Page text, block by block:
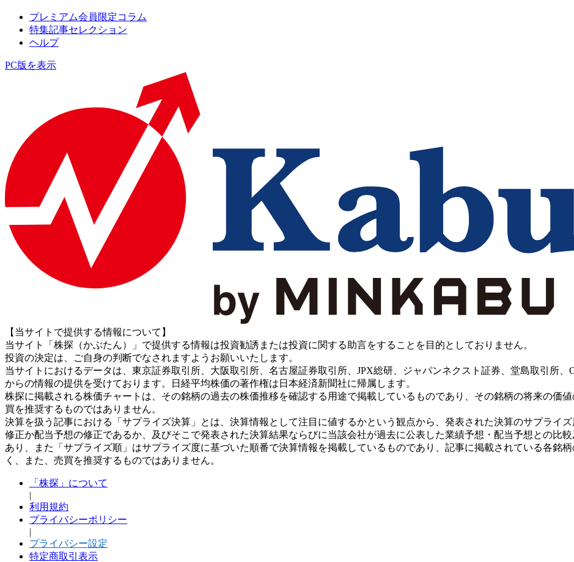
プレミアム会員限定コラム
特集記事セレクション
ヘルプ
PC版を表示
【当サイトで提供する情報について】
当サイト「株探（かぶたん）」で提供する情報は投資勧誘または投資に関する助言をすることを目的としておりません。
投資の決定は、ご自身の判断でなされますようお願いいたします。
当サイトにおけるデータは、東京証券取引所、大阪取引所、名古屋証券取引所、JPX総研、ジャパンネクスト証券、堂島取引所、
からの情報の提供を受けております。日経平均株価の著作権は日本経済新聞社に帰属します。
株探に掲載される株価チャートは、その銘柄の過去の株価推移を確認する用途で掲載しているものであり、その銘柄の将来の価
買を推奨するものではありません。
決算を扱う記事における「サプライズ決算」とは、決算情報として注目に値するかという観点から、発表された決算のサプライ
修正か配当予想の修正であるか、及びそこで発表された決算結果ならびに当該会社が過去に公表した業績予想・配当予想との比
あり、また「サプライズ順」はサプライズ度に基づいた順番で決算情報を掲載しているものであり、記事に掲載されている各銘
く、また、売買を推奨するものではありません。
「株探」について
|
利用規約
プライバシーポリシー
|
プライバシー設定
特定商取引表示